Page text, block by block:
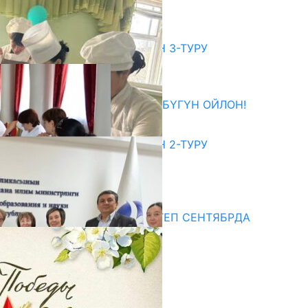
06.08.2026
ЖОЖДОРГО КАБЫЛ АЛУУНУН 3-ТУРУ
БАШТАЛДЫ
27.07.2026
ӨЗҮҢДҮН КЕЛЕЧЕГИҢ ҮЧҮН БҮГҮН ОЙЛОН!
20.07.2026
ЖОЖДОРГО КАБЫЛ АЛУУНУН 2-ТУРУ
20.07.2026
СУЗАКТА 750 ОРУНДУУ МЕКТЕП СЕНТЯБРДА
ПАЙДАЛАНУУГА БЕРИЛЕТ
07.08.2025
Улуу Жеңиштин жандуу сөзү
29.04.2025